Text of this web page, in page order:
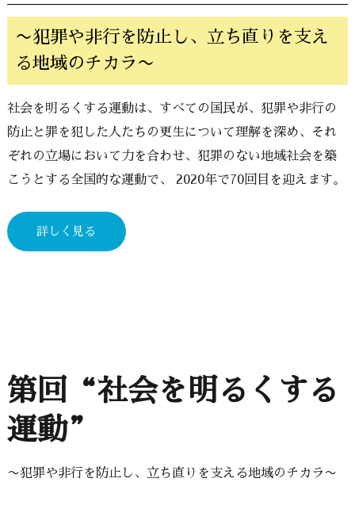
〜犯罪や非行を防止し、立ち直りを支え
る地域のチカラ〜
社会を明るくする運動は、すべての国民が、犯罪や非行の
防止と罪を犯した人たちの更生について理解を深め、それ
ぞれの立場において力を合わせ、犯罪のない地域社会を築
こうとする全国的な運動で、 2020年で70回目を迎えます。
詳しく見る
第回“社会を明るくする
運動”
〜犯罪や非行を防止し、立ち直りを支える地域のチカラ〜